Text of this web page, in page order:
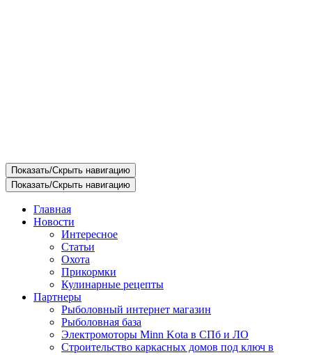
Показать/Скрыть навигацию
Показать/Скрыть навигацию
Главная
Новости
Интересное
Статьи
Охота
Прикормки
Кулинарные рецепты
Партнеры
Рыболовный интернет магазин
Рыболовная база
Электромоторы Minn Kota в СПб и ЛО
Строительство каркасных домов под ключ в